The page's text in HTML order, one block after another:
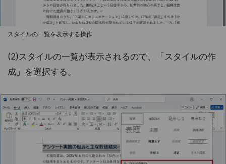
スタイルの一覧を表示する操作
(2)スタイルの一覧が表示されるので、「スタイルの作
成」を選択する。